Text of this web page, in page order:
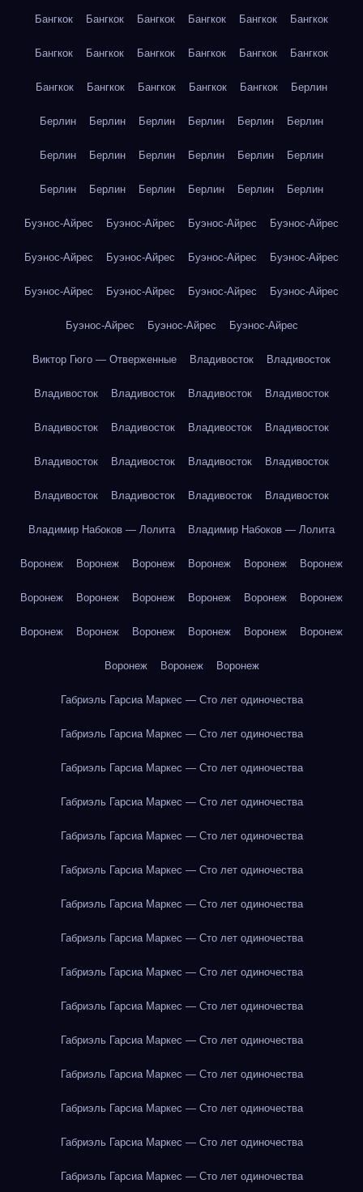
Бангкок Бангкок Бангкок Бангкок Бангкок Бангкок
Бангкок Бангкок Бангкок Бангкок Бангкок Бангкок
Бангкок Бангкок Бангкок Бангкок Бангкок Берлин
Берлин Берлин Берлин Берлин Берлин Берлин
Берлин Берлин Берлин Берлин Берлин Берлин
Берлин Берлин Берлин Берлин Берлин Берлин
Буэнос-Айрес Буэнос-Айрес Буэнос-Айрес Буэнос-Айрес
Буэнос-Айрес Буэнос-Айрес Буэнос-Айрес Буэнос-Айрес
Буэнос-Айрес Буэнос-Айрес Буэнос-Айрес Буэнос-Айрес
Буэнос-Айрес Буэнос-Айрес Буэнос-Айрес
Виктор Гюго — Отверженные Владивосток Владивосток
Владивосток Владивосток Владивосток Владивосток
Владивосток Владивосток Владивосток Владивосток
Владивосток Владивосток Владивосток Владивосток
Владивосток Владивосток Владивосток Владивосток
Владимир Набоков — Лолита Владимир Набоков — Лолита
Воронеж Воронеж Воронеж Воронеж Воронеж Воронеж
Воронеж Воронеж Воронеж Воронеж Воронеж Воронеж
Воронеж Воронеж Воронеж Воронеж Воронеж Воронеж
Воронеж Воронеж Воронеж
Габриэль Гарсиа Маркес — Сто лет одиночества
Габриэль Гарсиа Маркес — Сто лет одиночества
Габриэль Гарсиа Маркес — Сто лет одиночества
Габриэль Гарсиа Маркес — Сто лет одиночества
Габриэль Гарсиа Маркес — Сто лет одиночества
Габриэль Гарсиа Маркес — Сто лет одиночества
Габриэль Гарсиа Маркес — Сто лет одиночества
Габриэль Гарсиа Маркес — Сто лет одиночества
Габриэль Гарсиа Маркес — Сто лет одиночества
Габриэль Гарсиа Маркес — Сто лет одиночества
Габриэль Гарсиа Маркес — Сто лет одиночества
Габриэль Гарсиа Маркес — Сто лет одиночества
Габриэль Гарсиа Маркес — Сто лет одиночества
Габриэль Гарсиа Маркес — Сто лет одиночества
Габриэль Гарсиа Маркес — Сто лет одиночества